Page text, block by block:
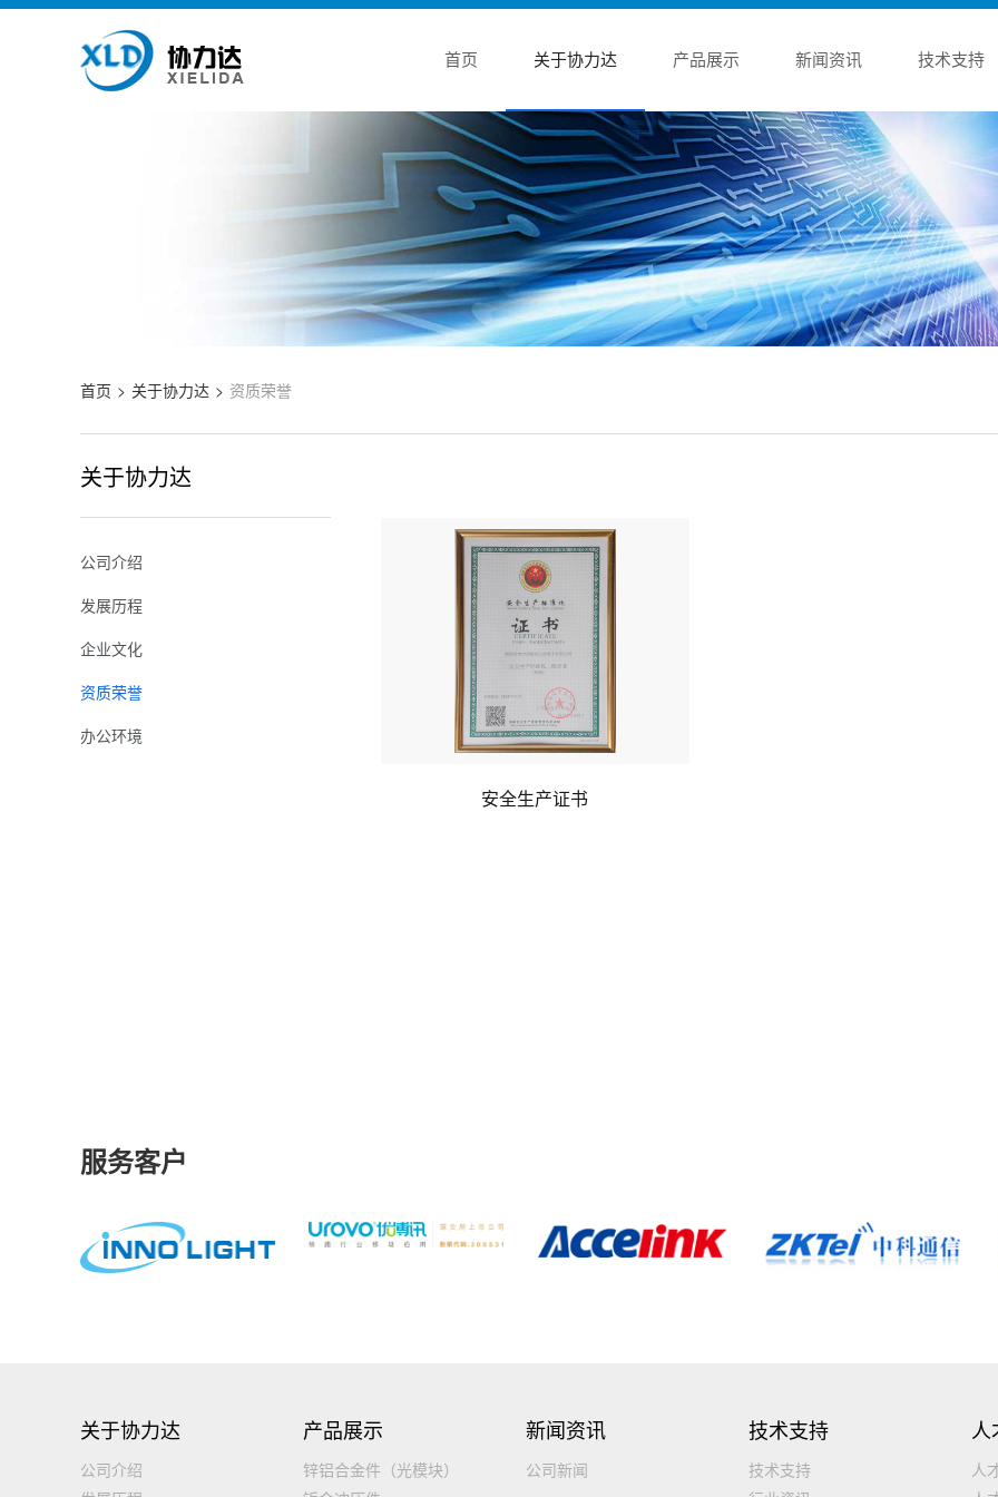
首页 关于协力达 产品展示 新闻资讯 技术支持
首页 关于协力达 资质荣誉
关于协力达
公司介绍
发展历程
企业文化
资质荣誉
办公环境
安全生产证书
服务客户
关于协力达
公司介绍
产品展示
锌铝合金件（光模块）
新闻资讯
公司新闻
技术支持
技术支持
人
人